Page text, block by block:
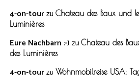
4-on-tourzu Chateau des Baux und
Luminières
Eure Nachbarn :-)zu Chateau des
des Luminières
4-on-tourzu Wohnmobilreise USA: